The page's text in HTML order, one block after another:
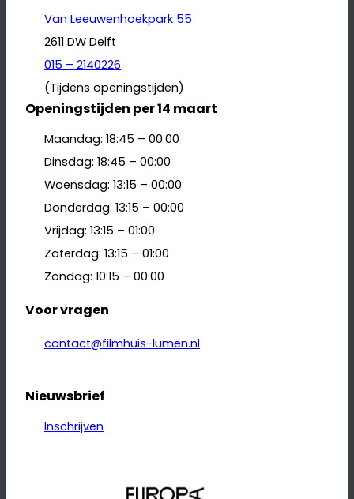
Van Leeuwenhoekpark 55
2611 DW Delft
015 – 2140226
(Tijdens openingstijden)
Openingstijden per 14 maart
Maandag: 18:45 – 00:00
Dinsdag: 18:45 – 00:00
Woensdag: 13:15 – 00:00
Donderdag: 13:15 – 00:00
Vrijdag: 13:15 – 01:00
Zaterdag: 13:15 – 01:00
Zondag: 10:15 – 00:00
Voor vragen
contact@filmhuis-lumen.nl
Nieuwsbrief
Inschrijven